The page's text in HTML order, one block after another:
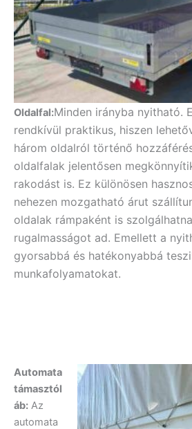
Oldalfal:Minden irányba nyitható.
rendkívül praktikus, hiszen
három oldalról történő
oldalfalak jelentősen
rakodást is. Ez különösen
nehezen mozgatható árut
oldalak rámpaként is
rugalmasságot ad. Emellett a
gyorsabbá és hatékonyabbá
munkafolyamatokat.
Automata
támasztól
áb: Az
automata